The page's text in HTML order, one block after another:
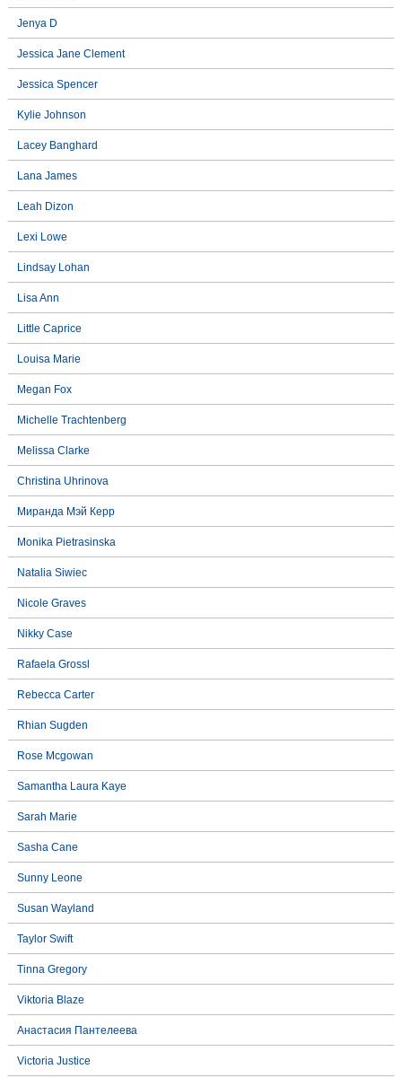
Jenya D
Jessica Jane Clement
Jessica Spencer
Kylie Johnson
Lacey Banghard
Lana James
Leah Dizon
Lexi Lowe
Lindsay Lohan
Lisa Ann
Little Caprice
Louisa Marie
Megan Fox
Michelle Trachtenberg
Melissa Clarke
Christina Uhrinova
Миранда Мэй Керр
Monika Pietrasinska
Natalia Siwiec
Nicole Graves
Nikky Case
Rafaela Grossl
Rebecca Carter
Rhian Sugden
Rose Mcgowan
Samantha Laura Kaye
Sarah Marie
Sasha Cane
Sunny Leone
Susan Wayland
Taylor Swift
Tinna Gregory
Viktoria Blaze
Анастасия Пантелеева
Victoria Justice